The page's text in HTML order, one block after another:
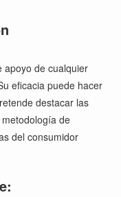
apoyo de cualquier
eficacia puede hacer
destacar las
de
del consumidor